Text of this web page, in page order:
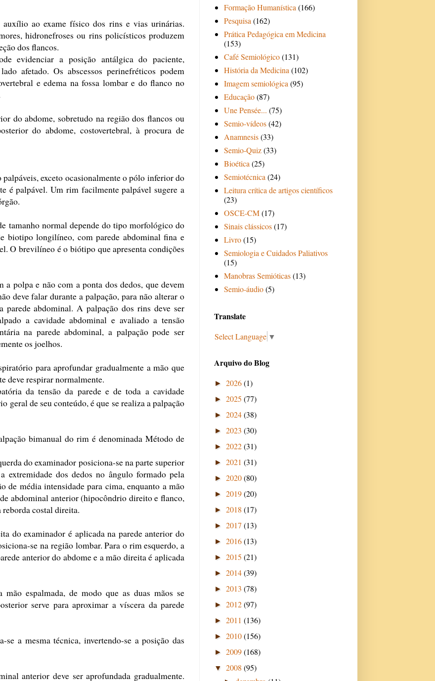
ao exame físico dos rins e vias urinárias.
hidronefroses ou rins policísticos produzem
dos flancos.
evidenciar a posição antálgica do paciente,
afetado. Os abscessos perinefréticos podem
e edema na fossa lombar e do flanco no
do abdome, sobretudo na região dos flancos ou
do abdome, costovertebral, à procura de
exceto ocasionalmente o pólo inferior do
é palpável. Um rim facilmente palpável sugere a
tamanho normal depende do tipo morfológico do
biotipo longilíneo, com parede abdominal fina e
O brevilíneo é o biótipo que apresenta condições
a polpa e não com a ponta dos dedos, que devem
deve falar durante a palpação, para não alterar o
parede abdominal. A palpação dos rins deve ser
a cavidade abdominal e avaliado a tensão
na parede abdominal, a palpação pode ser
os joelhos.
para aprofundar gradualmente a mão que
deve respirar normalmente.
da tensão da parede e de toda a cavidade
geral de seu conteúdo, é que se realiza a palpação
bimanual do rim é denominada Método de
do examinador posiciona-se na parte superior
extremidade dos dedos no ângulo formado pela
de média intensidade para cima, enquanto a mão
abdominal anterior (hipocôndrio direito e flanco,
costal direita.
do examinador é aplicada na parede anterior do
se na região lombar. Para o rim esquerdo, a
anterior do abdome e a mão direita é aplicada
espalmada, de modo que as duas mãos se
serve para aproximar a víscera da parede
a mesma técnica, invertendo-se a posição das
anterior deve ser aprofundada gradualmente.
Formação Humanística (166)
Pesquisa (162)
Prática Pedagógica em Medicina
(153)
Café Semiológico(131)
História da Medicina (102)
Imagem semiológica (95)
Educação(87)
Une Pensée... (75)
Semio-vídeos(42)
Anamnesis(33)
Semio-Quiz(33)
Bioética (25)
Semiotécnica (24)
Leitura crítica de artigos científicos
(23)
OSCE-CM(17)
Sinais clássicos(17)
Livro(15)
Semiologia e Cuidados Paliativos
(15)
Manobras Semióticas(13)
Semio-áudio(5)
Translate
Select Language ▼
Arquivo do Blog
► 2026(1)
► 2025 (77)
► 2024(38)
► 2023 (30)
► 2022(31)
► 2021 (31)
► 2020(80)
► 2019(20)
► 2018 (17)
► 2017 (13)
► 2016(13)
► 2015 (21)
► 2014(39)
► 2013 (78)
► 2012(97)
► 2011 (136)
► 2010(156)
► 2009(168)
▼ 2008 (95)